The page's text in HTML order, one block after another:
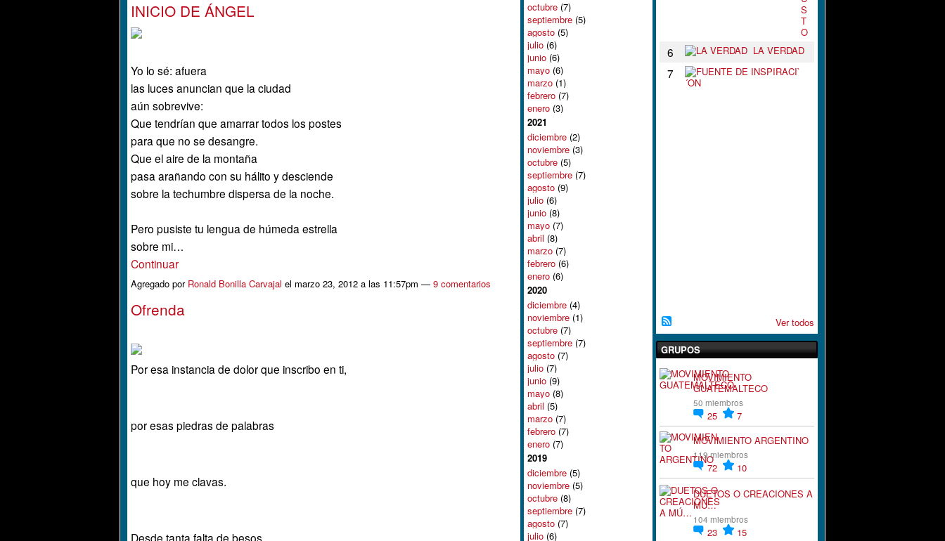
INICIO DE ÁNGEL
Yo lo sé: afuera
las luces anuncian que la ciudad
aún sobrevive:
Que tendrían que amarrar todos los postes
para que no se desangre.
Que el aire de la montaña
pasa arañando con su hálito y desciende
sobre la techumbre dispersa de la noche.
Pero pusiste tu lengua de húmeda estrella
sobre mi…
Continuar
Agregado por Ronald Bonilla Carvajal el marzo 23, 2012 a las 11:57pm — 9 comentarios
Ofrenda
Por esa instancia de dolor que inscribo en ti,
por esas piedras de palabras
que hoy me clavas.
Desde tanta falta de besos,
octubre (7)
septiembre (5)
agosto (5)
julio (6)
junio (6)
mayo (6)
marzo (1)
febrero (7)
enero (3)
2021
diciembre (2)
noviembre (3)
octubre (5)
septiembre (7)
agosto (9)
julio (6)
junio (8)
mayo (7)
abril (8)
marzo (7)
febrero (6)
enero (6)
2020
diciembre (4)
noviembre (1)
octubre (7)
septiembre (7)
agosto (7)
julio (7)
junio (9)
mayo (8)
abril (5)
marzo (7)
febrero (7)
enero (7)
2019
diciembre (5)
noviembre (5)
octubre (8)
septiembre (7)
agosto (7)
julio (6)
S
T
O
6 LA VERDAD
7
Ver todos
GRUPOS
MOVIMIENTO
GUATEMALTECO
50 miembros
25
7
MOVIMIENTO ARGENTINO
119 miembros
72
10
DUETOS O CREACIONES A
MÚ…
104 miembros
23
15